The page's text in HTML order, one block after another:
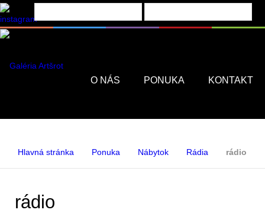
O NÁS PONUKA KONTAKT
Hlavná stránka Ponuka Nábytok Rádia rádio
rádio